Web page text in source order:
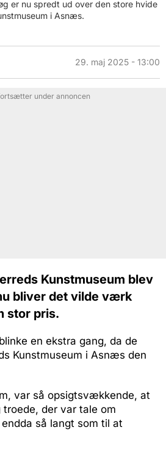
er nu spredt ud over den store hvide
i Asnæs.
29. maj 2025 - 13:00
under annoncen
Kunstmuseum blev
bliver det vilde værk
stor pris.
en ekstra gang, da de
Kunstmuseum i Asnæs den
var så opsigtsvækkende, at
der var tale om
så langt som til at